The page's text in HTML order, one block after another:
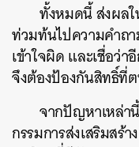
ทั้งหมดนี้ ส่งผล
ท่วมท้นไปความคำถา
เข้าใจผิด และเชื่อว่
จึงต้องป้องกันสิทธิ์ที่
จากปัญหาเหล่า
กรรมการส่งเสริมสร้